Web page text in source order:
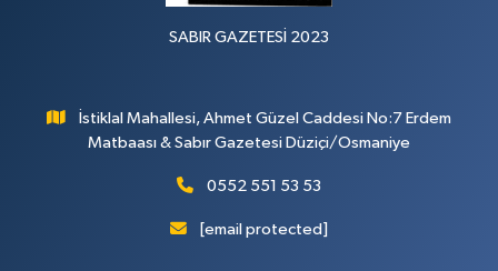
SABIR GAZETESİ 2023
İstiklal Mahallesi, Ahmet Güzel Caddesi No:7 Erdem
Matbaası & Sabır Gazetesi Düziçi/Osmaniye
0552 551 53 53
[email protected]